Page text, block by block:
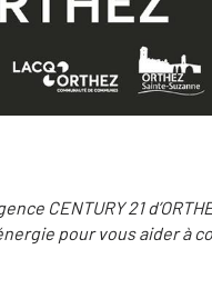
CENTURY 21
pour vous aider à